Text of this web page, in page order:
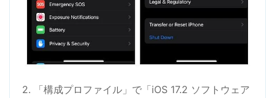
2. 「構成プロファイル」で「iOS 17.2 ソフトウェア